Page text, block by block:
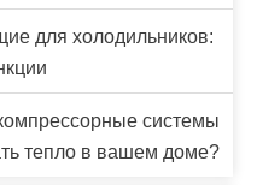
для холодильников:
системы
тепло в вашем доме?